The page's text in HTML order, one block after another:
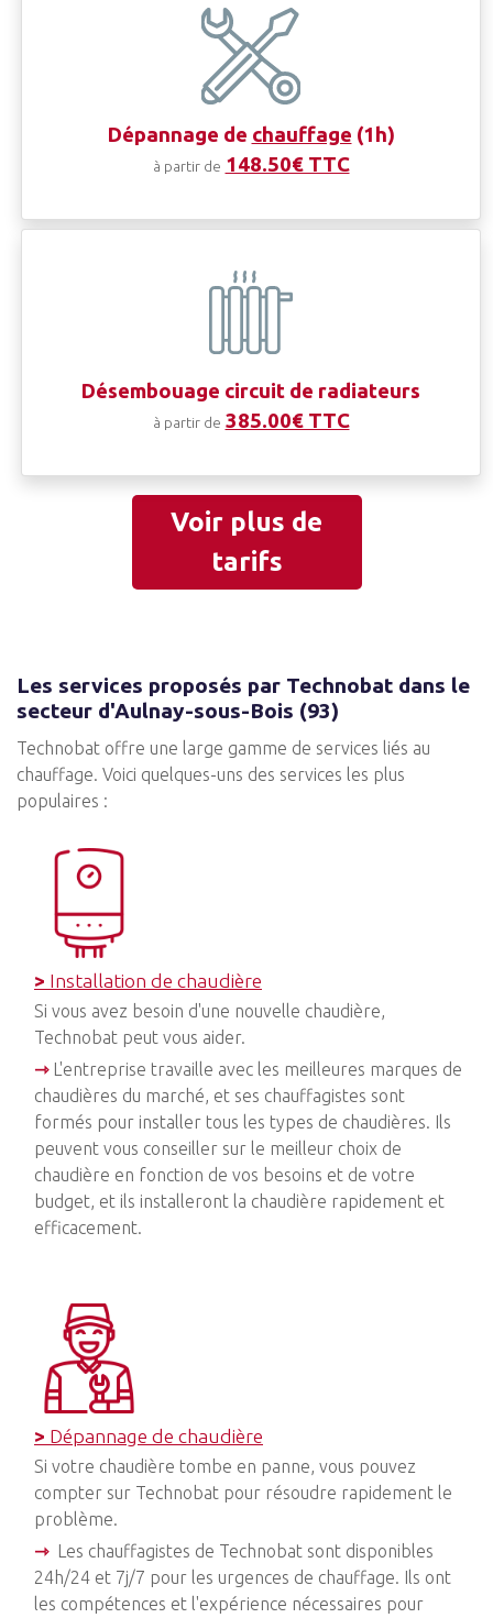
Dépannage de chauffage (1h)
à partir de 148.50€ TTC
Désembouage circuit de radiateurs
à partir de 385.00€ TTC
Voir plus de
tarifs
Les services proposés par Technobat dans le
secteur d'Aulnay-sous-Bois (93)
Technobat offre une large gamme de services liés au
chauffage. Voici quelques-uns des services les plus
populaires :
> Installation de chaudière
Si vous avez besoin d'une nouvelle chaudière,
Technobat peut vous aider.
⇾ L'entreprise travaille avec les meilleures marques de
chaudières du marché, et ses chauffagistes sont
formés pour installer tous les types de chaudières. Ils
peuvent vous conseiller sur le meilleur choix de
chaudière en fonction de vos besoins et de votre
budget, et ils installeront la chaudière rapidement et
efficacement.
> Dépannage de chaudière
Si votre chaudière tombe en panne, vous pouvez
compter sur Technobat pour résoudre rapidement le
problème.
⇾ Les chauffagistes de Technobat sont disponibles
24h/24 et 7j/7 pour les urgences de chauffage. Ils ont
les compétences et l'expérience nécessaires pour